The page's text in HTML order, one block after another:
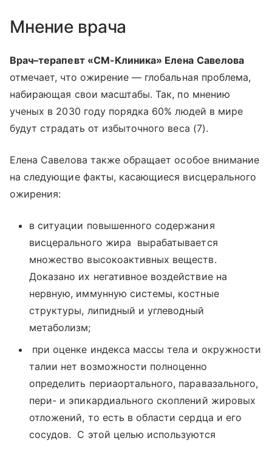
Мнение врача
Врач–терапевт «СМ-Клиника» Елена Савелова
отмечает, что ожирение — глобальная проблема,
набирающая свои масштабы. Так, по мнению
ученых в 2030 году порядка 60% людей в мире
будут страдать от избыточного веса (7).
Елена Савелова также обращает особое внимание
на следующие факты, касающиеся висцерального
ожирения:
в ситуации повышенного содержания
висцерального жира вырабатывается
множество высокоактивных веществ.
Доказано их негативное воздействие на
нервную, иммунную системы, костные
структуры, липидный и углеводный
метаболизм;
при оценке индекса массы тела и окружности
талии нет возможности полноценно
определить периаортального, паравазального,
пери- и эпикардиального скоплений жировых
отложений, то есть в области сердца и его
сосудов. С этой целью используются